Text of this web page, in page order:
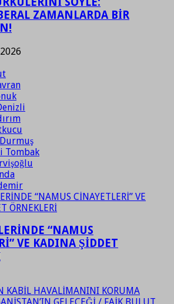
ZAMANLARDA BİR
Tombak
“NAMUS
VE KADINA ŞİDDET